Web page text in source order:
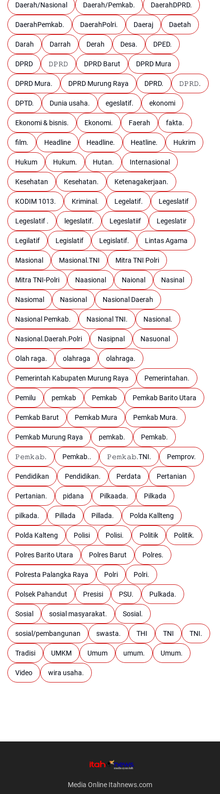
Daerah/Nasional Daerah/Pemkab. DaerahDPRD.
DaerahPemkab. DaerahPolri. Daeraj Daetah
Darah Darrah Derah Desa. DPED.
DPRD 𝙳𝙿𝚁𝙳 DPRD Barut DPRD Mura
DPRD Mura. DPRD Murung Raya DPRD. 𝙳𝙿𝚁𝙳.
DPTD. Dunia usaha. egeslatif. ekonomi
Ekonomi & bisnis. Ekonomi. Faerah fakta.
film. Headline Headline. Heatline. Hukrim
Hukum Hukum. Hutan. Internasional
Kesehatan Kesehatan. Ketenagakerjaan.
KODIM 1013. Kriminal. Legelatif. Legeslatif
Legeslatif . legeslatif. Legeslatiif Legeslatir
Legilatif Legislatif Legislatif. Lintas Agama
Masional Masional.TNI Mitra TNI Polri
Mitra TNI-Polri Naasional Naional Nasinal
Nasiomal Nasional Nasional Daerah
Nasional Pemkab. Nasional TNI. Nasional.
Nasional.Daerah.Polri Nasipnal Nasuonal
Olah raga. olahraga olahraga.
Pemerintah Kabupaten Murung Raya Pemerintahan.
Pemilu pemkab Pemkab Pemkab Barito Utara
Pemkab Barut Pemkab Mura Pemkab Mura.
Pemkab Murung Raya pemkab. Pemkab.
𝙿𝚎𝚖𝚔𝚊𝚋. Pemkab.. 𝙿𝚎𝚖𝚔𝚊𝚋.TNI. Pemprov.
Pendidikan Pendidikan. Perdata Pertanian
Pertanian. pidana Pilkaada. Pilkada
pilkada. Pillada Pillada. Polda Kallteng
Polda Kalteng Polisi Polisi. Politik Politik.
Polres Barito Utara Polres Barut Polres.
Polresta Palangka Raya Polri Polri.
Polsek Pahandut Presisi PSU. Pulkada.
Sosial sosial masyarakat. Sosial.
sosial/pembangunan swasta. THI TNI TNI.
Tradisi UMKM Umum umum. Umum.
Video wira usaha.
Media Online Itahnews.com